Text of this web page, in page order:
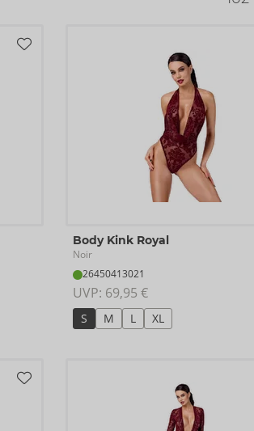
Body Kink Royal
Noir
26450413021
UVP: 69,95 €
S M L XL